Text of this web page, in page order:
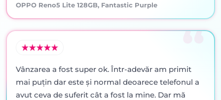
OPPO Reno5 Lite 128GB, Fantastic Purple
Vânzarea a fost super ok. Într-adevăr am primit
mai puţin dar este şi normal deoarece telefonul a
avut ceva de suferit cât a fost la mine. Dar mă